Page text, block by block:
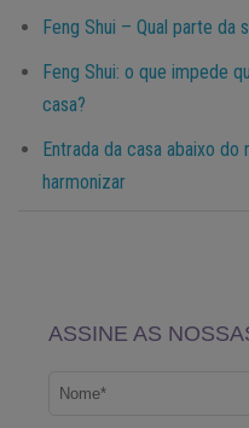
Feng Shui – Qual parte da
Feng Shui: o que impede
casa?
Entrada da casa abaixo do
harmonizar